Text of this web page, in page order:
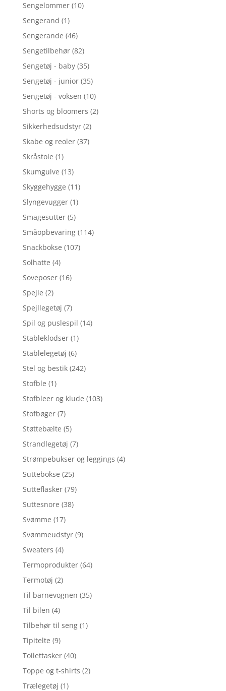
Sengelommer (10)
Sengerand (1)
Sengerande (46)
Sengetilbehør (82)
Sengetøj - baby (35)
Sengetøj - junior (35)
Sengetøj - voksen (10)
Shorts og bloomers (2)
Sikkerhedsudstyr (2)
Skabe og reoler (37)
Skråstole (1)
Skumgulve (13)
Skyggehygge (11)
Slyngevugger (1)
Smagesutter (5)
Småopbevaring (114)
Snackbokse (107)
Solhatte (4)
Soveposer (16)
Spejle (2)
Spejllegetøj (7)
Spil og puslespil (14)
Stableklodser (1)
Stablelegetøj (6)
Stel og bestik (242)
Stofble (1)
Stofbleer og klude (103)
Stofbøger (7)
Støttebælte (5)
Strandlegetøj (7)
Strømpebukser og leggings (4)
Suttebokse (25)
Sutteflasker (79)
Suttesnore (38)
Svømme (17)
Svømmeudstyr (9)
Sweaters (4)
Termoprodukter (64)
Termotøj (2)
Til barnevognen (35)
Til bilen (4)
Tilbehør til seng (1)
Tipitelte (9)
Toilettasker (40)
Toppe og t-shirts (2)
Trælegetøj (1)